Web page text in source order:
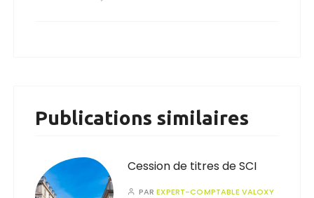
Publications similaires
Cession de titres de SCI
PAREXPERT-COMPTABLE VALOXY